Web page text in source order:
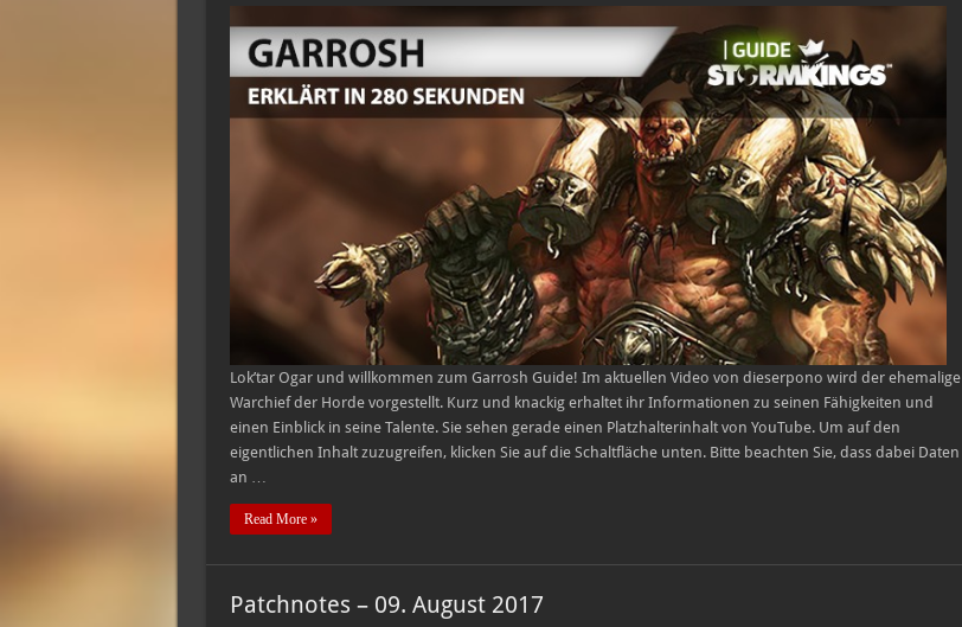
Lok’tar Ogar und willkommen zum Garrosh Guide! Im aktuellen Video von dieserpono wird der ehemalige
Warchief der Horde vorgestellt. Kurz und knackig erhaltet ihr Informationen zu seinen Fähigkeiten und
einen Einblick in seine Talente. Sie sehen gerade einen Platzhalterinhalt von YouTube. Um auf den
eigentlichen Inhalt zuzugreifen, klicken Sie auf die Schaltfläche unten. Bitte beachten Sie, dass dabei Daten
an …
Read More »
Patchnotes – 09. August 2017